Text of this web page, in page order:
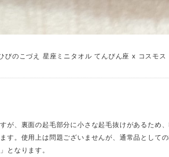
びのこづえ 星座ミニタオル てんびん座 x コスモ
が、裏面の起毛部分に小さな起毛抜けがあるため
す。使用上は問題ございませんが、通常品として
となります。